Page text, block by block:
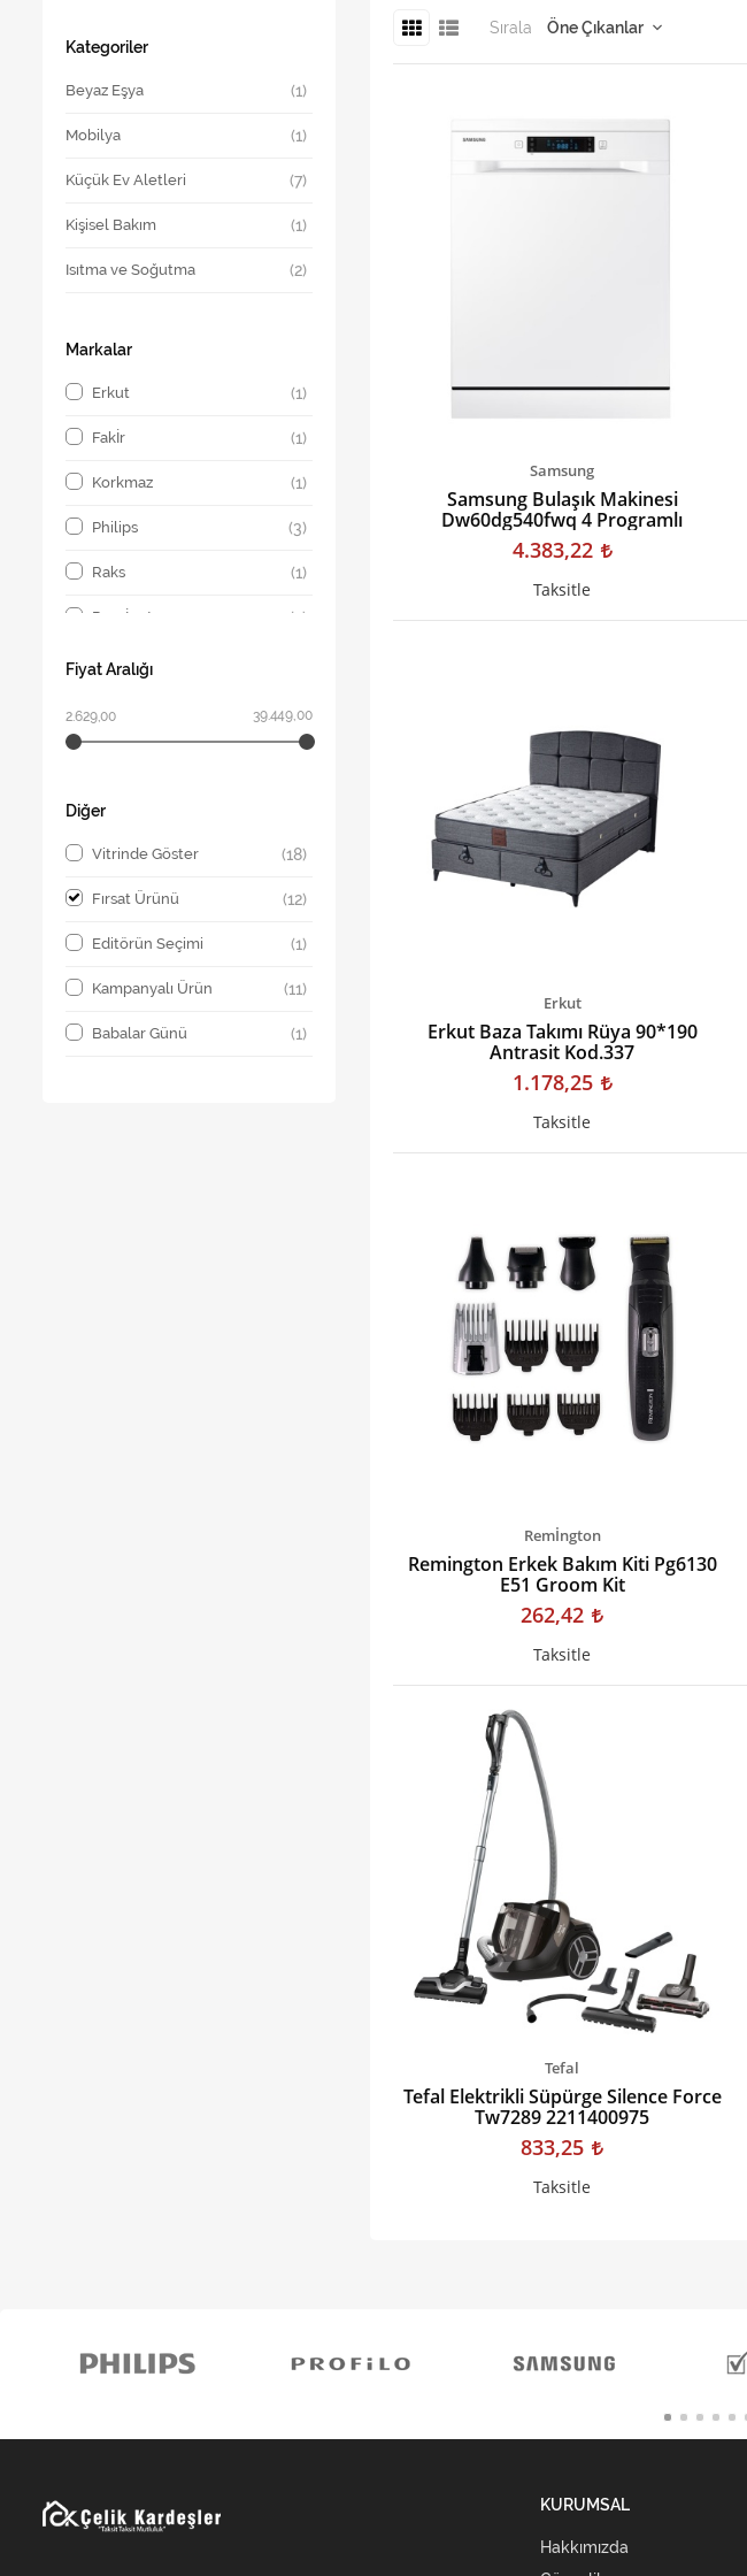
Sırala
Samsung
Samsung Bulaşık Makinesi
Dw60dg540fwq 4 Programlı
4.383,22
Taksitle
Erkut
Erkut Baza Takımı Rüya 90*190
Antrasit Kod.337
1.178,25
Taksitle
Remİngton
Remington Erkek Bakım Kiti Pg6130
E51 Groom Kit
262,42
Taksitle
Tefal
Tefal Elektrikli Süpürge Silence Force
Tw7289 2211400975
833,25
Taksitle
Kategoriler
Beyaz Eşya
Mobilya
Küçük Ev Aletleri
Kişisel Bakım
Isıtma ve Soğutma
Markalar
Erkut (1)
Fakİr (1)
Korkmaz (1)
Philips (3)
Raks (1)
Remİngton (2)
Samsung
(2)
Fiyat Aralığı
2.629,00 39.449,00
Diğer
Vitrinde Göster (18)
Fırsat Ürünü (12)
Editörün Seçimi (1)
Kampanyalı Ürün (11)
Babalar Günü (1)
KURUMSAL
Hakkımızda